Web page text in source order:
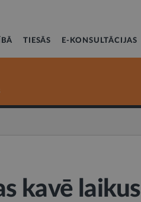
TIESĀS E-KONSULTĀCIJAS
kavē laikus